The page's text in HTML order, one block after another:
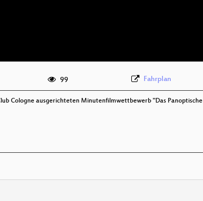
99 Fahrplan
Cologne ausgerichteten Minutenfilmwettbewerb "Das Panoptische